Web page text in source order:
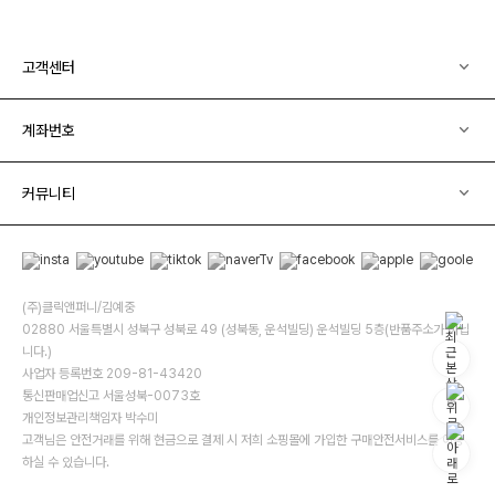
고객센터
계좌번호
커뮤니티
(주)클릭앤퍼니/김예중
02880 서울특별시 성북구 성북로 49 (성북동, 운석빌딩) 운석빌딩 5층(반품주소가 아닙
니다.)
사업자 등록번호 209-81-43420
통신판매업신고 서울성북-0073호
개인정보관리책임자 박수미
고객님은 안전거래를 위해 현금으로 결제 시 저희 소핑몰에 가입한 구매안전서비스를 이용
하실 수 있습니다.